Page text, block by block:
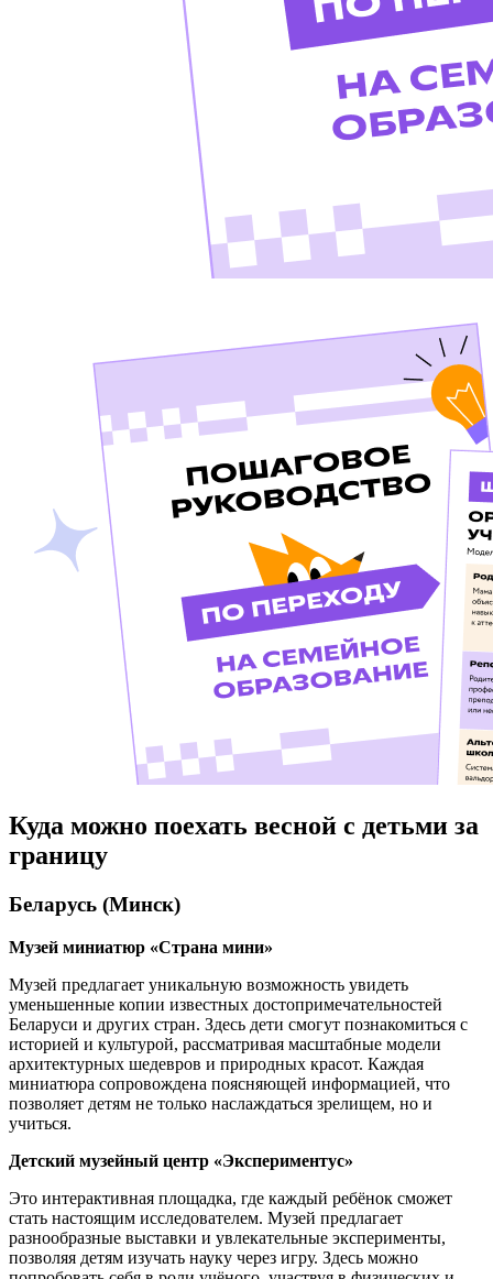
Куда можно поехать весной с детьми за
границу
Беларусь (Минск)
Музей миниатюр «Страна мини»
Музей предлагает уникальную возможность увидеть
уменьшенные копии известных достопримечательностей
Беларуси и других стран. Здесь дети смогут познакомиться с
историей и культурой, рассматривая масштабные модели
архитектурных шедевров и природных красот. Каждая
миниатюра сопровождена поясняющей информацией, что
позволяет детям не только наслаждаться зрелищем, но и
учиться.
Детский музейный центр «Экспериментус»
Это интерактивная площадка, где каждый ребёнок сможет
стать настоящим исследователем. Музей предлагает
разнообразные выставки и увлекательные эксперименты,
позволяя детям изучать науку через игру. Здесь можно